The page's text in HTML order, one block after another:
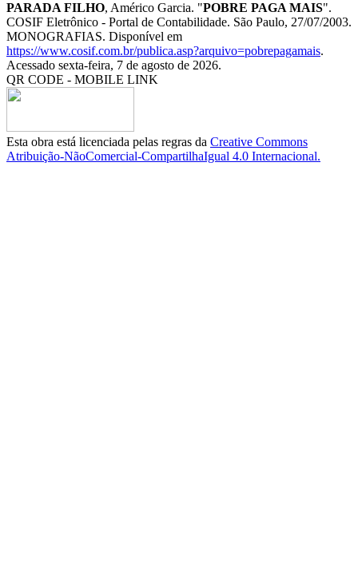
PARADA FILHO, Américo Garcia. "POBRE PAGA MAIS".
COSIF Eletrônico - Portal de Contabilidade. São Paulo, 27/07/2003.
MONOGRAFIAS. Disponível em
https://www.cosif.com.br/publica.asp?arquivo=pobrepagamais.
Acessado sexta-feira, 7 de agosto de 2026.
QR CODE - MOBILE LINK
Esta obra está licenciada pelas regras da Creative Commons
Atribuição-NãoComercial-CompartilhaIgual 4.0 Internacional.